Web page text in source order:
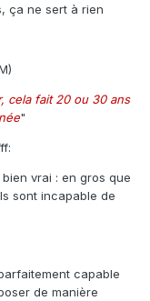
ça ne sert à rien
cela fait 20 ou 30 ans
"
vrai : en gros que
sont incapable de
capable
de manière